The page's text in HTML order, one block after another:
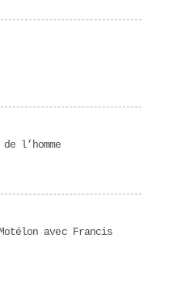
l’homme
avec Francis